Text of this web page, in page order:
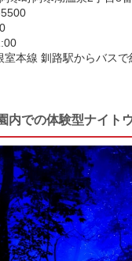
室本線 釧路駅からバス
内での体験型ナイト